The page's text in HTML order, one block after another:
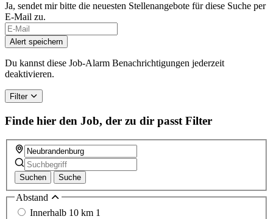
Ja, sendet mir bitte die neuesten Stellenangebote für diese Suche per
E-Mail zu.
If
you
are
a
human,
this
field
Alert speichern
Du kannst diese Job-Alarm Benachrichtigungen jederzeit
deaktivieren.
Filter
Finde hier den Job, der zu dir passt Filter
Suchen Suche
Abstand
Innerhalb 10 km 1